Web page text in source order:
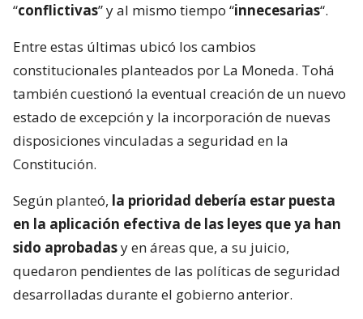
“conflictivas” y al mismo tiempo “innecesarias“.
Entre estas últimas ubicó los cambios
constitucionales planteados por La Moneda. Tohá
también cuestionó la eventual creación de un nuevo
estado de excepción y la incorporación de nuevas
disposiciones vinculadas a seguridad en la
Constitución.
Según planteó, la prioridad debería estar puesta
en la aplicación efectiva de las leyes que ya han
sido aprobadasy en áreas que, a su juicio,
quedaron pendientes de las políticas de seguridad
desarrolladas durante el gobierno anterior.